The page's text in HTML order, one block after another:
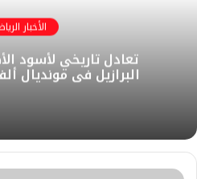
الأخبار
تعادل تاريخي لأسود
البرازيل في مونديال